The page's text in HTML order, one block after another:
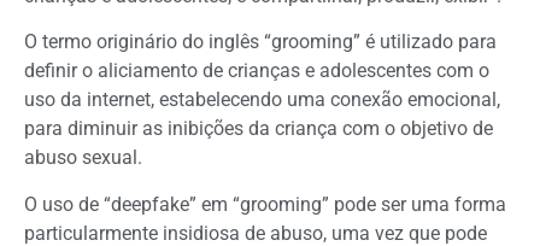
O termo originário do inglês “grooming” é utilizado para
definir o aliciamento de crianças e adolescentes com o
uso da internet, estabelecendo uma conexão emocional,
para diminuir as inibições da criança com o objetivo de
abuso sexual.
O uso de “deepfake” em “grooming” pode ser uma forma
particularmente insidiosa de abuso, uma vez que pode